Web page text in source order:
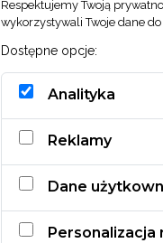
Respektujemy Twoją
wykorzystywali Twoje dane
Dostępne opcje:
Analityka
Reklamy
Dane
Personalizacja